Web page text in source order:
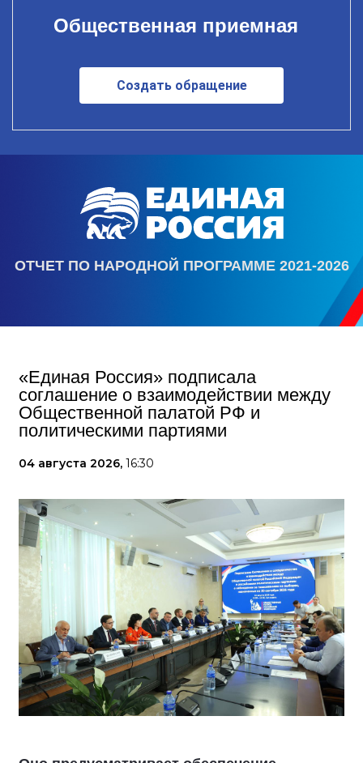
Общественная приемная
Создать обращение
ОТЧЕТ ПО НАРОДНОЙ ПРОГРАММЕ 2021-2026
«Единая Россия» подписала
соглашение о взаимодействии между
Общественной палатой РФ и
политическими партиями
04 августа 2026, 16:30